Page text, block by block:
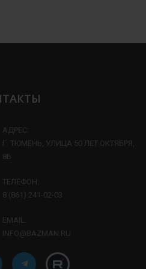
АДРЕС:
Г. ТЮМЕНЬ, УЛИЦА 50 ЛЕТ ОКТЯБРЯ,
8Б
ТЕЛЕФОН:
8 (861) 241-02-03
EMAIL:
INFO@BAZMAN.RU